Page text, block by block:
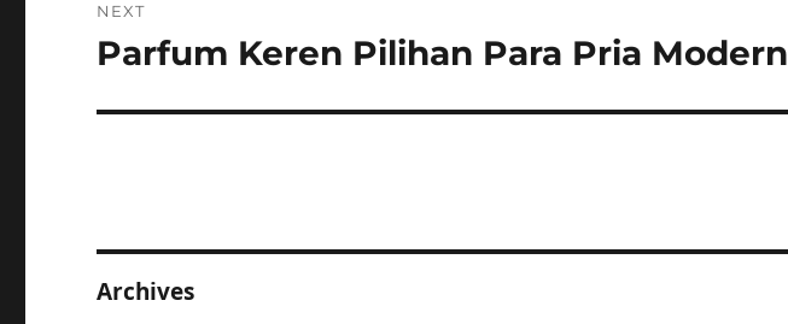
NEXT
Next
Parfum Keren Pilihan Para Pria Modern
Archives